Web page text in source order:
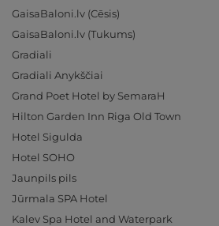
GaisaBaloni.lv (Cēsis)
GaisaBaloni.lv (Tukums)
Gradiali
Gradiali Anykščiai
Grand Poet Hotel by SemaraH
Hilton Garden Inn Riga Old Town
Hotel Sigulda
Hotel SOHO
Jaunpils pils
Jūrmala SPA Hotel
Kalev Spa Hotel and Waterpark